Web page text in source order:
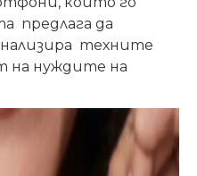
предлага да
техните
на нуждите на